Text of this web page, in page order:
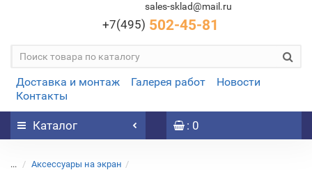
sales-sklad@mail.ru
+7(495) 502-45-81
Доставка и монтаж Галерея работ
Новости
Контакты
Каталог : 0
... Аксессуары на экран